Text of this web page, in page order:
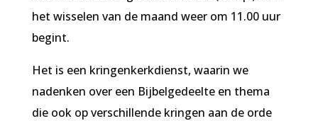
het wisselen van de maand weer om 11.00 uur
begint.
Het is een kringenkerkdienst, waarin we
nadenken over een Bijbelgedeelte en thema
die ook op verschillende kringen aan de orde